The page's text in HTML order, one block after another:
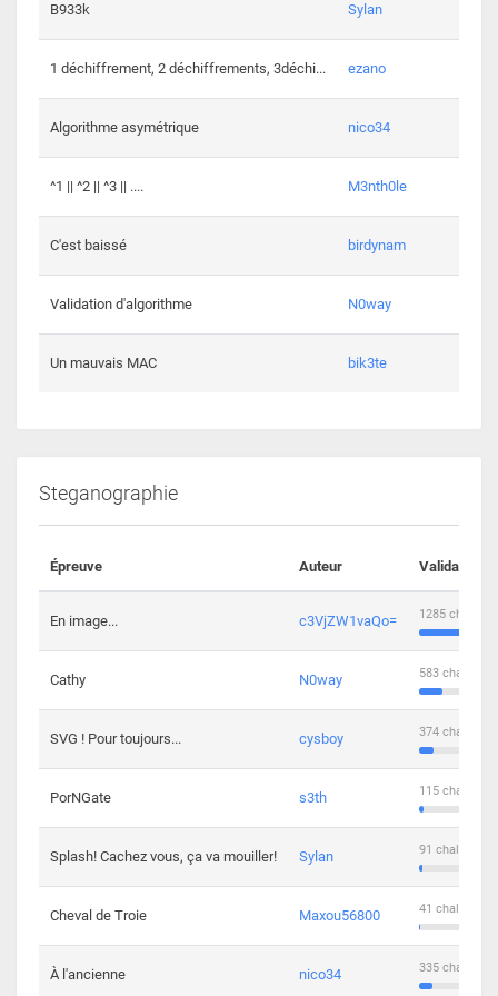
B933k Sylan
1 déchiffrement, 2 déchiffrements, 3déchi... ezano
Algorithme asymétrique nico34
^1 || ^2 || ^3 || .... M3nth0le
C'est baissé birdynam
Validation d'algorithme N0way
Un mauvais MAC bik3te
Steganographie
Épreuve Auteur Validations
En image... c3VjZW1vaQo= 1285
Cathy N0way 583
SVG ! Pour toujours... cysboy 374
PorNGate s3th 115
Splash! Cachez vous, ça va mouiller! Sylan 91
Cheval de Troie Maxou56800 41
À l'ancienne nico34 335